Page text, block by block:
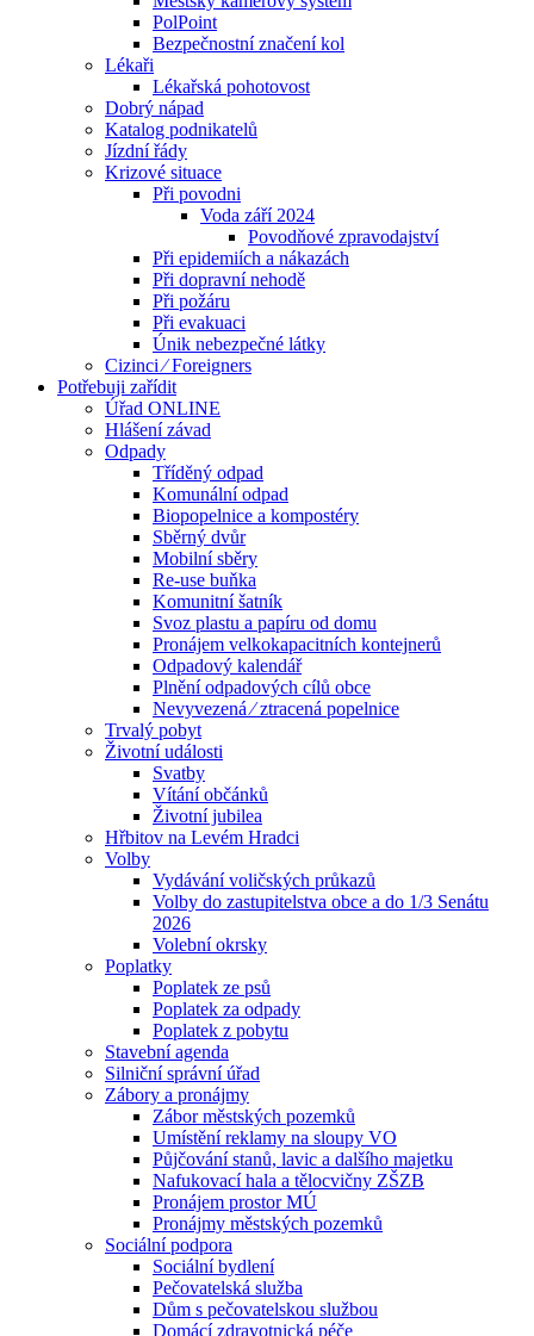
PolPoint
Bezpečnostní značení kol
Lékaři
Lékařská pohotovost
Dobrý nápad
Katalog podnikatelů
Jízdní řády
Krizové situace
Při povodni
Voda září 2024
Povodňové zpravodajství
Při epidemiích a nákazách
Při dopravní nehodě
Při požáru
Při evakuaci
Únik nebezpečné látky
Cizinci ⁄ Foreigners
Potřebuji zařídit
Úřad ONLINE
Hlášení závad
Odpady
Tříděný odpad
Komunální odpad
Biopopelnice a kompostéry
Sběrný dvůr
Mobilní sběry
Re-use buňka
Komunitní šatník
Svoz plastu a papíru od domu
Pronájem velkokapacitních kontejnerů
Odpadový kalendář
Plnění odpadových cílů obce
Nevyvezená ⁄ ztracená popelnice
Trvalý pobyt
Životní události
Svatby
Vítání občánků
Životní jubilea
Hřbitov na Levém Hradci
Volby
Vydávání voličských průkazů
Volby do zastupitelstva obce a do 1/3 Senátu
2026
Volební okrsky
Poplatky
Poplatek ze psů
Poplatek za odpady
Poplatek z pobytu
Stavební agenda
Silniční správní úřad
Zábory a pronájmy
Zábor městských pozemků
Umístění reklamy na sloupy VO
Půjčování stanů, lavic a dalšího majetku
Nafukovací hala a tělocvičny ZŠZB
Pronájem prostor MÚ
Pronájmy městských pozemků
Sociální podpora
Sociální bydlení
Pečovatelská služba
Dům s pečovatelskou službou
Domácí zdravotnická péče